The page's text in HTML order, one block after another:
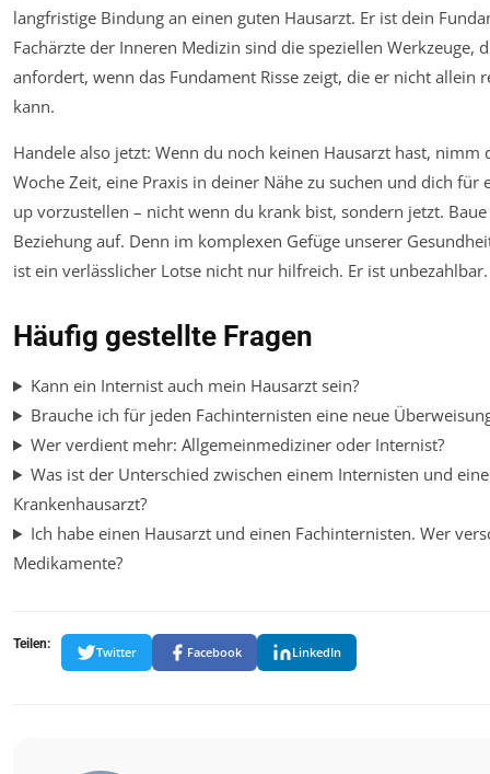
langfristige Bindung an einen guten Hausarzt. Er ist dein
Fachärzte der Inneren Medizin sind die speziellen Werkzeuge,
anfordert, wenn das Fundament Risse zeigt, die er nicht allein
kann.
Handele also jetzt: Wenn du noch keinen Hausarzt hast, nimm
Woche Zeit, eine Praxis in deiner Nähe zu suchen und dich für
up vorzustellen – nicht wenn du krank bist, sondern jetzt. Baue
Beziehung auf. Denn im komplexen Gefüge unserer
ist ein verlässlicher Lotse nicht nur hilfreich. Er ist unbezahlbar.
Häufig gestellte Fragen
Kann ein Internist auch mein Hausarzt sein?
Brauche ich für jeden Fachinternisten eine neue
Wer verdient mehr: Allgemeinmediziner oder Internist?
Was ist der Unterschied zwischen einem Internisten und
Krankenhausarzt?
Ich habe einen Hausarzt und einen Fachinternisten. Wer
Medikamente?
Teilen:
Twitter Facebook LinkedIn